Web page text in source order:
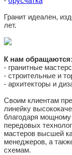
Поверхность
Применение
цвет
Нормативные
документы
Поставка
Гранит идеален,
лет.
К нам обращаются:
- гранитные
- строительные и
- архитекторы и
Своим клиентам
линейку
благодаря
передовых
мастеров высшей
менеджеров, а
схемам.